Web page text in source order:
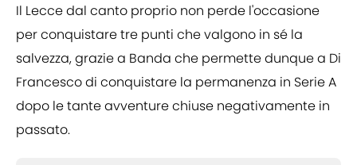
Il Lecce dal canto proprio non perde l'occasione
per conquistare tre punti che valgono in sé la
salvezza, grazie a Banda che permette dunque a Di
Francesco di conquistare la permanenza in Serie A
dopo le tante avventure chiuse negativamente in
passato.